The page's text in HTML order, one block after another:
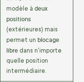
modèle à deux
positions
(extérieures) mais
permet un blocage
libre dans n'importe
quelle position
intermédiaire.